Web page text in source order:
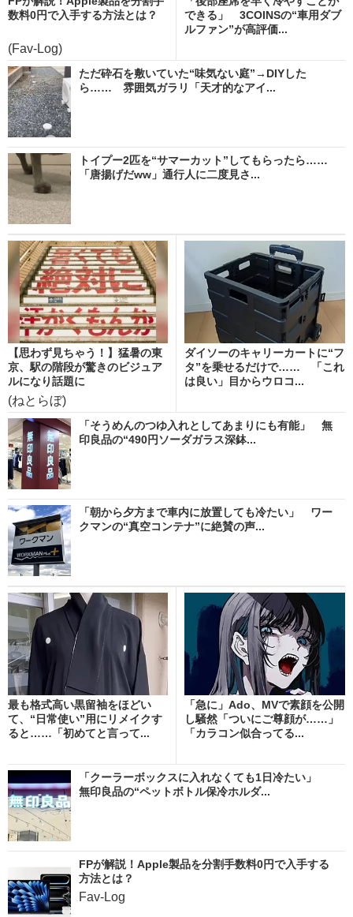
数料0円で入手する方法とは？
(Fav-Log)
できる」 3COINSの“車用ダブ
ルファン”が高評価...
ただ砕石を敷いていた“味気ない庭”→DIYした
ら…… 雰囲気ガラリ「天才的なアイ...
トイプー2匹を“サマーカット”してもらったら……
「唐揚げだww」通行人に二度見さ...
【思わず見ちゃう！】猛暑の東
京、駅の階段が驚きのビジュア
ルになり話題に
(ねとらぼ)
ダイソーのキャリーカートに“フ
タ”を乗せるだけで…… 「これ
は良い」目からウロコ...
「そうめんのつゆ入れとしてあまりにも有能」 無
印良品の“490円ソーダガラス深鉢...
「朝から夕方まで車内に放置しても冷たい」 ワー
クマンの“真空コンテナ”に絶賛の声...
最も格式高い黒留袖をほどい
て、“日常使い”用にリメイクす
ると……「初めてと言って...
「急に」Ado、MVで素顔を公開
し騒然「ついにご尊顔が……」
「カラコン似合ってる...
「クーラーボックスに入れなくても1日冷たい」
無印良品の“ペットボトル保冷ホルダ...
FPが解説！Apple製品を分割手数料0円で入手する
方法とは？
Fav-Log